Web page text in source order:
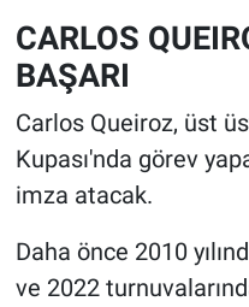
CARLOS
BAŞARI
Carlos Queiroz, üst
Kupası'nda görev
imza atacak.
Daha önce 2010
ve 2022